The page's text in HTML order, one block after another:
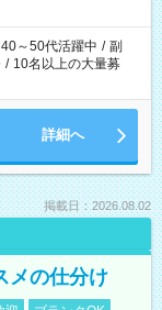
40～50代活躍中 / 副
/ 10名以上の大量募
詳細へ
掲載日：2026.08.02
メの仕分け